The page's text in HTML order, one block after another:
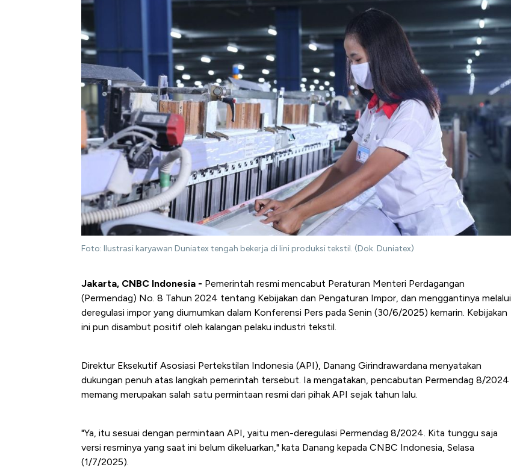
Foto: Ilustrasi karyawan Duniatex tengah bekerja di lini produksi tekstil. (Dok. Duniatex)
Jakarta, CNBC Indonesia - Pemerintah resmi mencabut Peraturan Menteri Perdagangan
(Permendag) No. 8 Tahun 2024 tentang Kebijakan dan Pengaturan Impor, dan menggantinya melalui
deregulasi impor yang diumumkan dalam Konferensi Pers pada Senin (30/6/2025) kemarin. Kebijakan
ini pun disambut positif oleh kalangan pelaku industri tekstil.
Direktur Eksekutif Asosiasi Pertekstilan Indonesia (API), Danang Girindrawardana menyatakan
dukungan penuh atas langkah pemerintah tersebut. Ia mengatakan, pencabutan Permendag 8/2024
memang merupakan salah satu permintaan resmi dari pihak API sejak tahun lalu.
"Ya, itu sesuai dengan permintaan API, yaitu men-deregulasi Permendag 8/2024. Kita tunggu saja
versi resminya yang saat ini belum dikeluarkan," kata Danang kepada CNBC Indonesia, Selasa
(1/7/2025).